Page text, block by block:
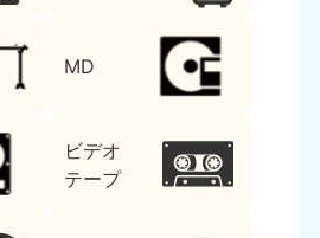
MD
ビデオ
テープ